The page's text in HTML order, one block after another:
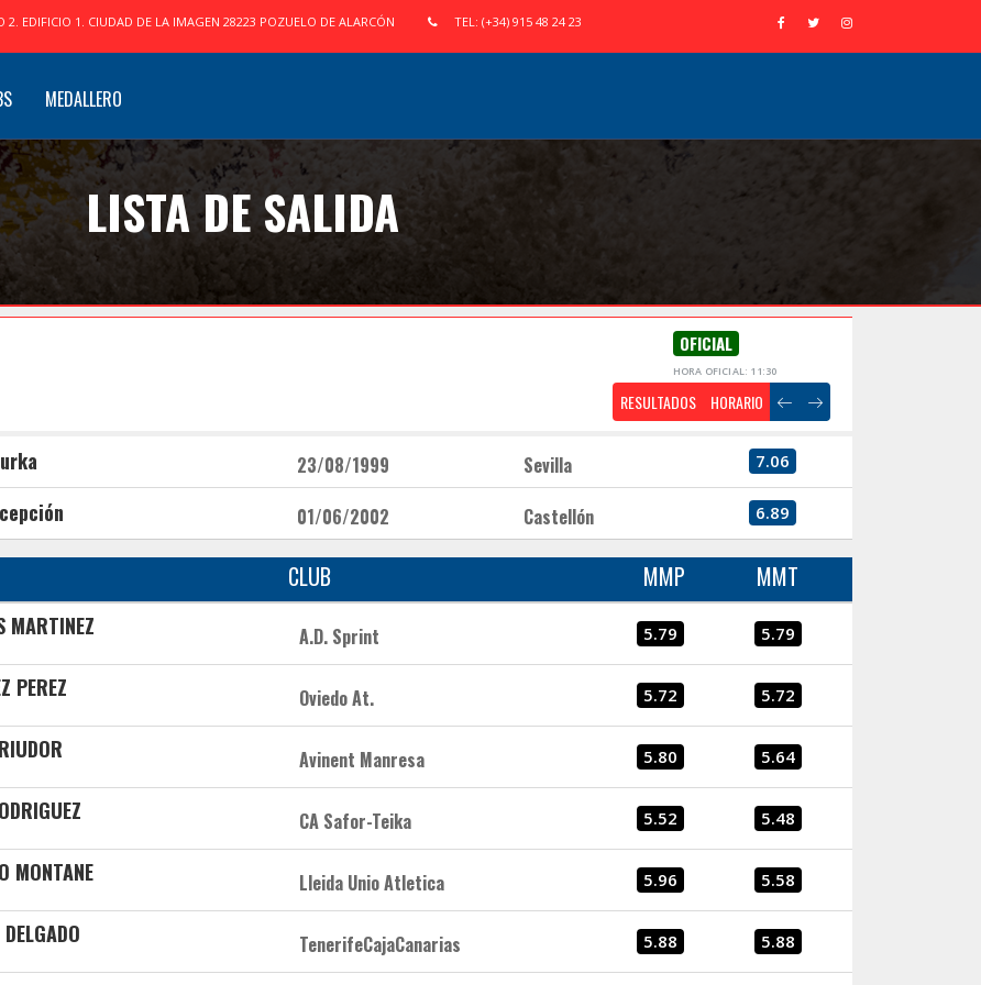
2. EDIFICIO 1. CIUDAD DE LA IMAGEN 28223 POZUELO DE ALARCÓN TEL: (+34) 915 48 24 23
MEDALLERO
LISTA DE SALIDA
OFICIAL
HORA OFICIAL: 11:30
RESULTADOS HORARIO
23/08/1999 Sevilla 7.06
01/06/2002 Castellón 6.89
CLUB MMP MMT
MARTINEZ A.D. Sprint 5.79 5.79
PEREZ Oviedo At. 5.72 5.72
Avinent Manresa 5.80 5.64
CA Safor-Teika 5.52 5.48
MONTANE Lleida Unio Atletica 5.96 5.58
TenerifeCajaCanarias 5.88 5.88